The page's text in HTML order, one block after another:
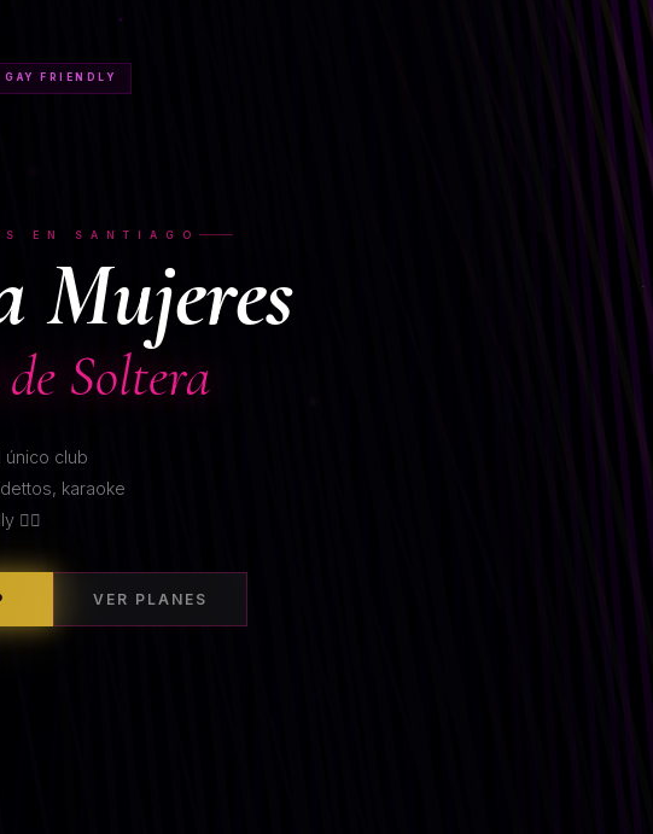
GAY FRIENDLY
EN SANTIAGO
Mujeres
Soltera
único club
karaoke
🏳️‍🌈
VER PLANES